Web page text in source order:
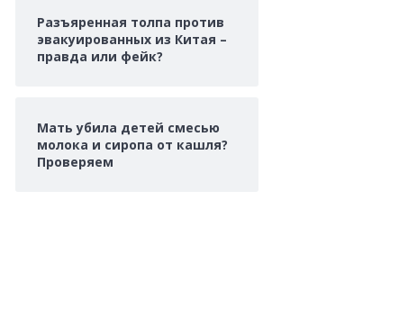
Разъяренная толпа против
эвакуированных из Китая –
правда или фейк?
Мать убила детей смесью
молока и сиропа от кашля?
Проверяем